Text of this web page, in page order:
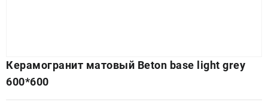
Керамогранит матовый Beton base light grey
600*600